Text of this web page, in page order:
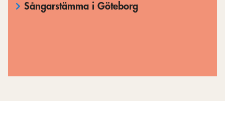
Sångarstämma i Göteborg